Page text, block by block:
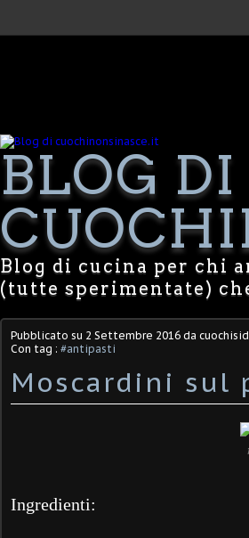
BLOG DI
Blog di cucina per chi
(tutte sperimentate)
Pubblicato su 2 Settembre 2016 da
Con tag : #antipasti
Moscardini sul
Ingredienti: